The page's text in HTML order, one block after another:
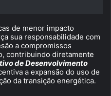
de menor impacto
sua responsabilidade com
a compromissos
contribuindo diretamente
de Desenvolvimento
a expansão do uso de
da transição energética.